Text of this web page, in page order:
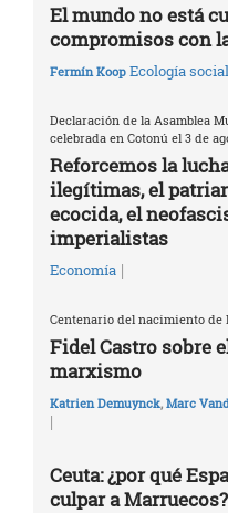
El mundo no está
compromisos con
Fermín Koop Ecología social
Declaración de la Asamblea
celebrada en Cotonú el 3 de
Reforcemos la
ilegítimas, el
ecocida, el
imperialistas
Economía |
Centenario del nacimiento de
Fidel Castro sobre
marxismo
Katrien Demuynck, Marc
|
Ceuta: ¿por qué
culpar a Marruecos?